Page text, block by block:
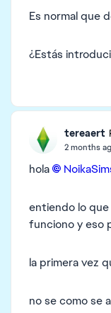
Es normal que
¿Estás
tereaert
2 months
hola
entiendo lo que
funciono y eso
la primera vez
no se como se